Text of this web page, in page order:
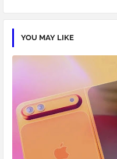
YOU MAY LIKE